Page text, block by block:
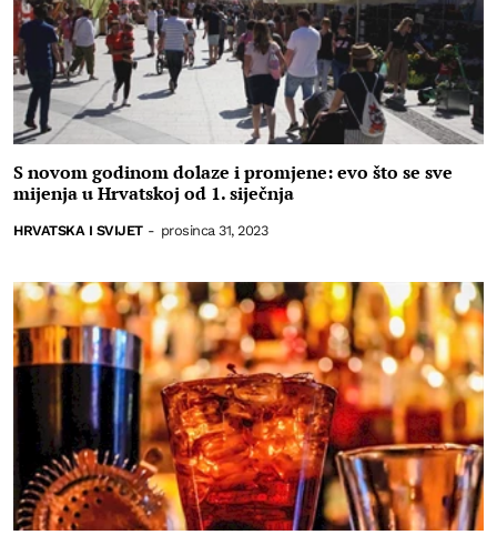
S novom godinom dolaze i promjene: evo što se sve
mijenja u Hrvatskoj od 1. siječnja
HRVATSKA I SVIJET - prosinca 31, 2023